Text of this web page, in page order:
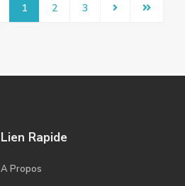
1 2 3
Lien Rapide
A Propos